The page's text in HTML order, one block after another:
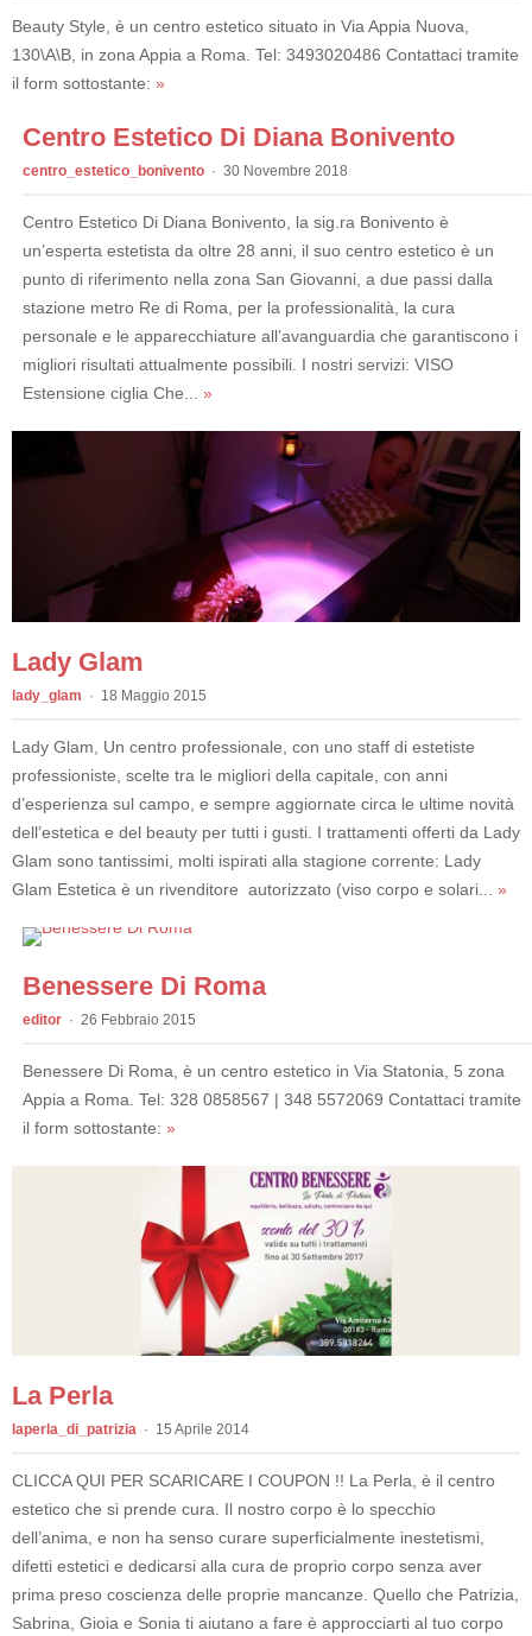
Beauty Style, è un centro estetico situato in Via Appia Nuova,
130\A\B, in zona Appia a Roma. Tel: 3493020486 Contattaci tramite
il form sottostante: »
Centro Estetico Di Diana Bonivento
centro_estetico_bonivento 30 Novembre 2018
Centro Estetico Di Diana Bonivento, la sig.ra Bonivento è
un’esperta estetista da oltre 28 anni, il suo centro estetico è un
punto di riferimento nella zona San Giovanni, a due passi dalla
stazione metro Re di Roma, per la professionalità, la cura
personale e le apparecchiature all’avanguardia che garantiscono i
migliori risultati attualmente possibili. I nostri servizi: VISO
Estensione ciglia Che... »
Lady Glam
lady_glam 18 Maggio 2015
Lady Glam, Un centro professionale, con uno staff di estetiste
professioniste, scelte tra le migliori della capitale, con anni
d’esperienza sul campo, e sempre aggiornate circa le ultime novità
dell’estetica e del beauty per tutti i gusti. I trattamenti offerti da Lady
Glam sono tantissimi, molti ispirati alla stagione corrente: Lady
Glam Estetica è un rivenditore autorizzato (viso corpo e solari... »
Benessere Di Roma
editor 26 Febbraio 2015
Benessere Di Roma, è un centro estetico in Via Statonia, 5 zona
Appia a Roma. Tel: 328 0858567 | 348 5572069 Contattaci tramite
il form sottostante: »
La Perla
laperla_di_patrizia 15 Aprile 2014
CLICCA QUI PER SCARICARE I COUPON !! La Perla, è il centro
estetico che si prende cura. Il nostro corpo è lo specchio
dell’anima, e non ha senso curare superficialmente inestetismi,
difetti estetici e dedicarsi alla cura de proprio corpo senza aver
prima preso coscienza delle proprie mancanze. Quello che Patrizia,
Sabrina, Gioia e Sonia ti aiutano a fare è approcciarti al tuo corpo